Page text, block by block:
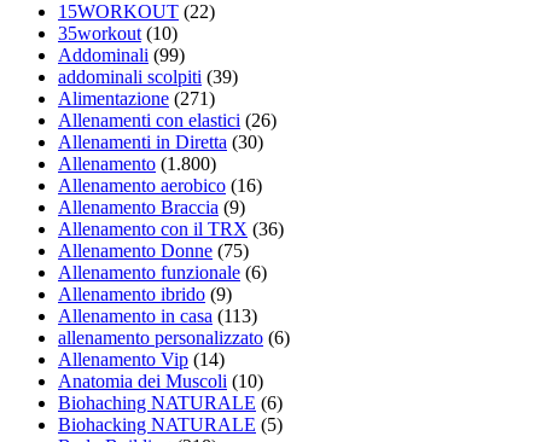
15WORKOUT (22)
35workout(10)
Addominali (99)
addominali scolpiti (39)
Alimentazione (271)
Allenamenti con elastici (26)
Allenamenti in Diretta (30)
Allenamento (1.800)
Allenamento aerobico (16)
Allenamento Braccia (9)
Allenamento con il TRX (36)
Allenamento Donne (75)
Allenamento funzionale (6)
Allenamento ibrido (9)
Allenamento in casa (113)
allenamento personalizzato (6)
Allenamento Vip (14)
Anatomia dei Muscoli (10)
Biohaching NATURALE (6)
Biohacking NATURALE (5)